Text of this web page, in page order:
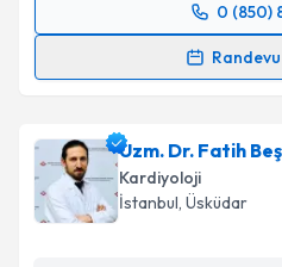
0 (850)
Randevu Takvimi
randevu almanız için bir
posta ile bilgilendireceğiz.
E-posta Adresiniz
Uzm. Dr. Fatih
Kardiyoloji
İstanbul, Üsküdar